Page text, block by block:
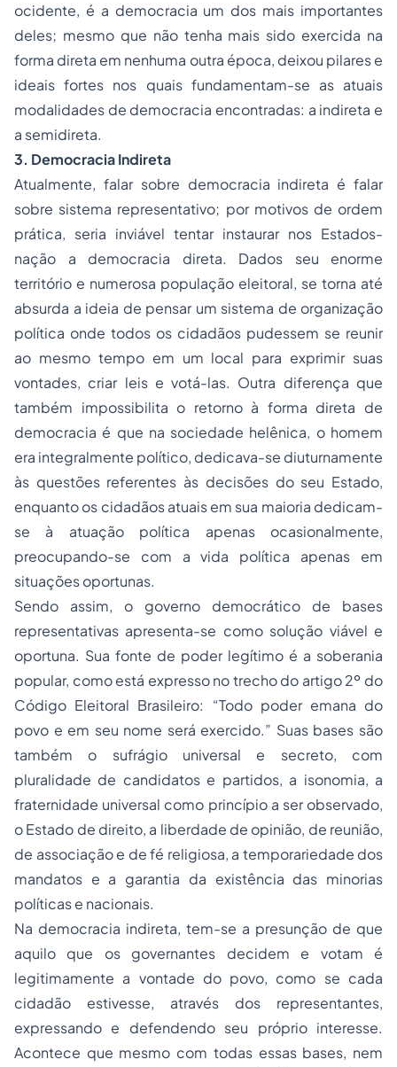
ocidente, é a democracia um dos mais importantes
deles; mesmo que não tenha mais sido exercida na
forma direta em nenhuma outra época, deixou pilares e
ideais fortes nos quais fundamentam-se as atuais
modalidades de democracia encontradas: a indireta e
a semidireta.
3. Democracia Indireta
Atualmente, falar sobre democracia indireta é falar
sobre sistema representativo; por motivos de ordem
prática, seria inviável tentar instaurar nos Estados-
nação a democracia direta. Dados seu enorme
território e numerosa população eleitoral, se torna até
absurda a ideia de pensar um sistema de organização
política onde todos os cidadãos pudessem se reunir
ao mesmo tempo em um local para exprimir suas
vontades, criar leis e votá-las. Outra diferença que
também impossibilita o retorno à forma direta de
democracia é que na sociedade helênica, o homem
era integralmente político, dedicava-se diuturnamente
às questões referentes às decisões do seu Estado,
enquanto os cidadãos atuais em sua maioria dedicam-
se à atuação política apenas ocasionalmente,
preocupando-se com a vida política apenas em
situações oportunas.
Sendo assim, o governo democrático de bases
representativas apresenta-se como solução viável e
oportuna. Sua fonte de poder legítimo é a soberania
popular, como está expresso no trecho do artigo 2º do
Código Eleitoral Brasileiro: “Todo poder emana do
povo e em seu nome será exercido.” Suas bases são
também o sufrágio universal e secreto, com
pluralidade de candidatos e partidos, a isonomia, a
fraternidade universal como princípio a ser observado,
o Estado de direito, a liberdade de opinião, de reunião,
de associação e de fé religiosa, a temporariedade dos
mandatos e a garantia da existência das minorias
políticas e nacionais.
Na democracia indireta, tem-se a presunção de que
aquilo que os governantes decidem e votam é
legitimamente a vontade do povo, como se cada
cidadão estivesse, através dos representantes,
expressando e defendendo seu próprio interesse.
Acontece que mesmo com todas essas bases, nem